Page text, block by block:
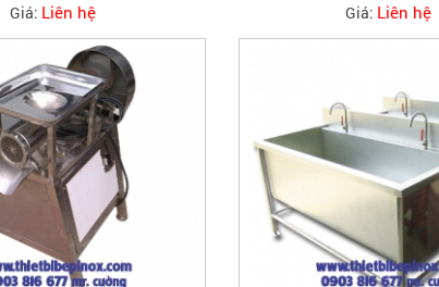
Giá: Liên hệ
Giá: Liên hệ